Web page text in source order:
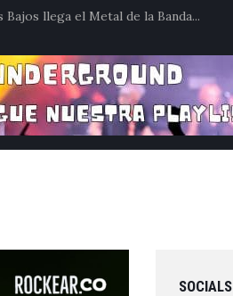
Bajos llega el Metal de la Banda...
SOCIALS